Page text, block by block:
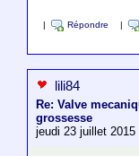
Répondre
lili84
Re: Valve
grossesse
jeudi 23 juillet 2015